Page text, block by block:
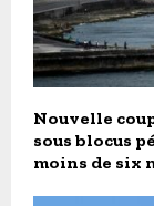
Nouvelle
sous blocus
moins de six